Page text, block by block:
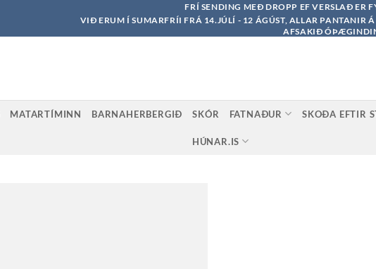
FRÍ SENDING MEÐ DROPP EF VERSLAÐ ER
VIÐ ERUM Í SUMARFRÍI FRÁ 14.JÚLÍ - 12 ÁGÚST, ALLAR PANTANIR
AFSAKIÐ
MATARTÍMINN BARNAHERBERGIÐ SKÓR FATNAÐUR SKOÐA EFTIR
HÚNAR.IS